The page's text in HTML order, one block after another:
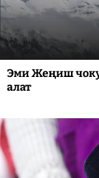
Эми Жеңиш
алат